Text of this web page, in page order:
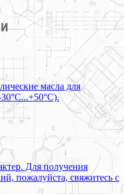
масла для
Для получения
пожалуйста, свяжитесь с